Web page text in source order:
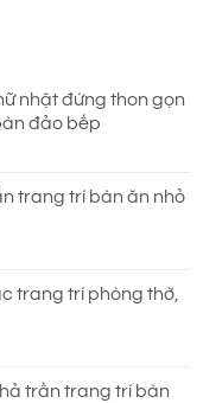
nhật đứng thon gọn
đảo bếp
₫.
trang trí bàn ăn nhỏ
₫.
trang trí phòng thờ,
trần trang trí bàn